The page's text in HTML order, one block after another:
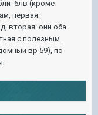
6лв (кроме
первая:
вторая: они оба
с полезным.
вр 59), по